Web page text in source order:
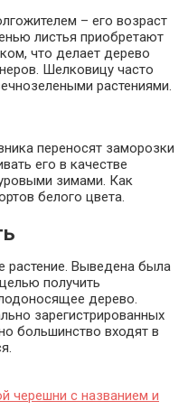
– его возраст
листья приобретают
что делает дерево
Шелковицу часто
растениями.
переносят заморозки
его в качестве
зимами. Как
белого цвета.
растение. Выведена была
получить
дерево.
зарегистрированных
большинство входят в
черешни с названием и